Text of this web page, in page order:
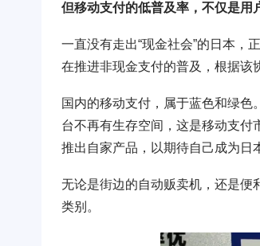
但移动支付的低普及率，不仅是用
一直没有走出“现金社会”的日本，
在推进非现金支付的普及，根据该
国内的移动支付，属于蓝色和绿
台不再有生存空间，这是移动支付
推出自家产品，以期待自己成为日
无论是街边的自动贩卖机，还是便
类别。